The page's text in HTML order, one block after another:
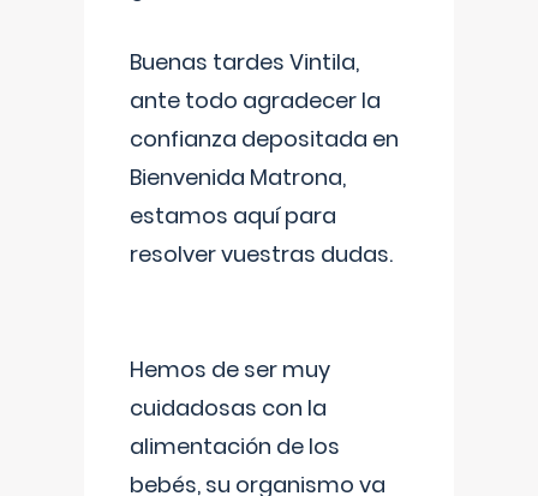
Buenas tardes Vintila,
ante todo agradecer la
confianza depositada en
Bienvenida Matrona,
estamos aquí para
resolver vuestras dudas.
Hemos de ser muy
cuidadosas con la
alimentación de los
bebés, su organismo va